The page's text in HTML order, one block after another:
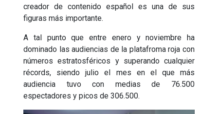
creador de contenido español es una de sus
figuras más importante.
A tal punto que entre enero y noviembre ha
dominado las audiencias de la platafroma roja con
números estratosféricos y superando cualquier
récords, siendo julio el mes en el que más
audiencia tuvo con medias de 76.500
espectadores y picos de 306.500.